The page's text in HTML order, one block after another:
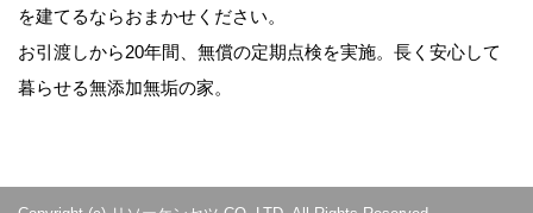
を建てるならおまかせください。
お引渡しから20年間、無償の定期点検を実施。長く安心して
暮らせる無添加無垢の家。